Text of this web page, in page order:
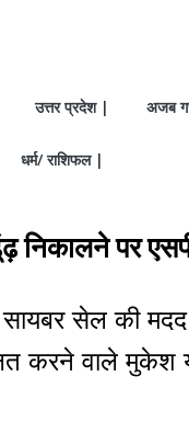
उत्तर प्रदेश | अजब
धर्म/ राशिफल |
पर
सेल की
करने वाले मुकेश